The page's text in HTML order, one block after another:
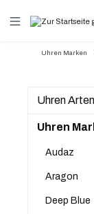
Uhren Marken
Uhren Arten
Uhren
Audaz
Aragon
Deep Blue